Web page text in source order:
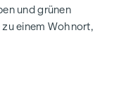
auf
Parkettböden
und grünen
einem Wohnort,